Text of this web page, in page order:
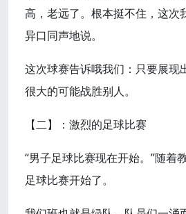
高，老远了。根本挺不住，这次
异口同声地说。
这次球赛告诉哦我们：只要展现
很大的可能战胜别人。
【二】：激烈的足球比赛
“男子足球比赛现在开始。”随着
足球比赛开始了。